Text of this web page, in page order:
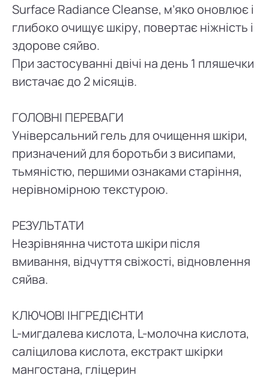
Surface Radiance Cleanse, м’яко оновлює і
глибоко очищує шкіру, повертає ніжність і
здорове сяйво.
При застосуванні двічі на день 1 пляшечки
вистачає до 2 місяців.
ГОЛОВНІ ПЕРЕВАГИ
Універсальний гель для очищення шкіри,
призначений для боротьби з висипами,
тьмяністю, першими ознаками старіння,
нерівномірною текстурою.
РЕЗУЛЬТАТИ
Незрівнянна чистота шкіри після
вмивання, відчуття свіжості, відновлення
сяйва.
КЛЮЧОВІ ІНГРЕДІЄНТИ
L-мигдалева кислота, L-молочна кислота,
саліцилова кислота, екстракт шкірки
мангостана, гліцерин